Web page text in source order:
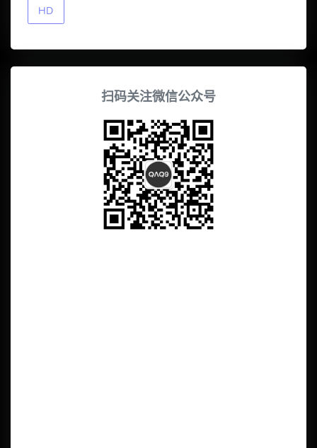
HD
扫码关注微信公众号